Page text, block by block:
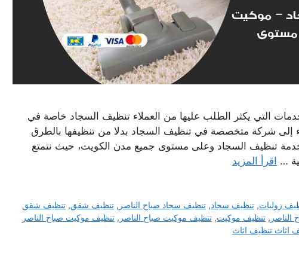
التي يكثر الطلب عليها من العملاء تنظيف السجاد خاصة في
إلى شركة متخصصة في تنظيف السجاد بدلا من تنظيفها بالطرق
خدمة تنظيف السجاد وعلى مستوى جميع مدن الكويت، حيث نتمتع
… اقرأ المزيد
زوليات,تنظيف سجاد,تنظيف سجاد صباح الناصر ,تنظيف شقق,تنظيف شقق
, تنظيف موكيت, تنظيف موكيت صباح الناصر , تنظيف موكيت صباح الناصر
اثاث تنظيف اثاث